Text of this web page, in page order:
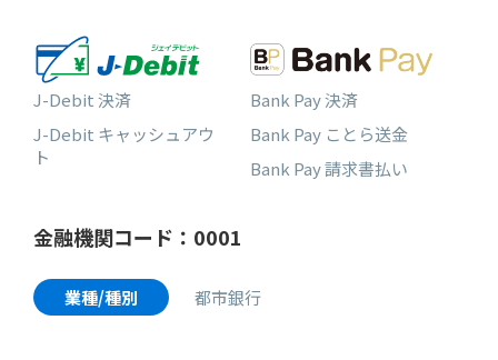
J-Debit 決済
J-Debit キャッシュアウ
ト
Bank Pay 決済
Bank Pay ことら送金
Bank Pay 請求書払い
金融機関コード：0001
業種/種別 都市銀行